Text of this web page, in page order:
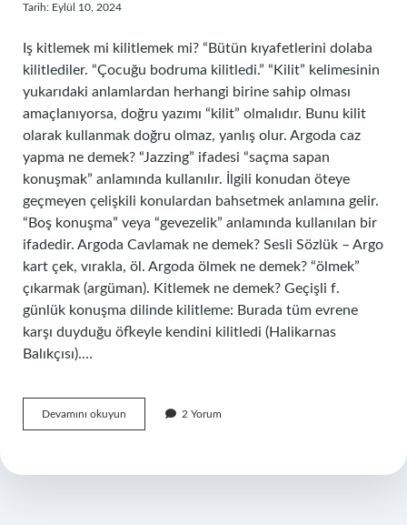
Tarih: Eylül 10, 2024
Iş kitlemek mi kilitlemek mi? “Bütün kıyafetlerini dolaba
kilitlediler. “Çocuğu bodruma kilitledi.” “Kilit” kelimesinin
yukarıdaki anlamlardan herhangi birine sahip olması
amaçlanıyorsa, doğru yazımı “kilit” olmalıdır. Bunu kilit
olarak kullanmak doğru olmaz, yanlış olur. Argoda caz
yapma ne demek? “Jazzing” ifadesi “saçma sapan
konuşmak” anlamında kullanılır. İlgili konudan öteye
geçmeyen çelişkili konulardan bahsetmek anlamına gelir.
“Boş konuşma” veya “gevezelik” anlamında kullanılan bir
ifadedir. Argoda Cavlamak ne demek? Sesli Sözlük – Argo
kart çek, vırakla, öl. Argoda ölmek ne demek? “ölmek”
çıkarmak (argüman). Kitlemek ne demek? Geçişli f.
günlük konuşma dilinde kilitleme: Burada tüm evrene
karşı duyduğu öfkeyle kendini kilitledi (Halikarnas
Balıkçısı).…
Devamını okuyun
Kitlemek
2 Yorum